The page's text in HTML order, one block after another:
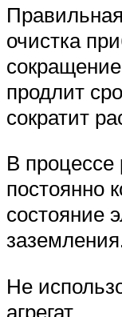
очистка
продлит
сократит
В
постоянно
состояние
Не
агрегат.